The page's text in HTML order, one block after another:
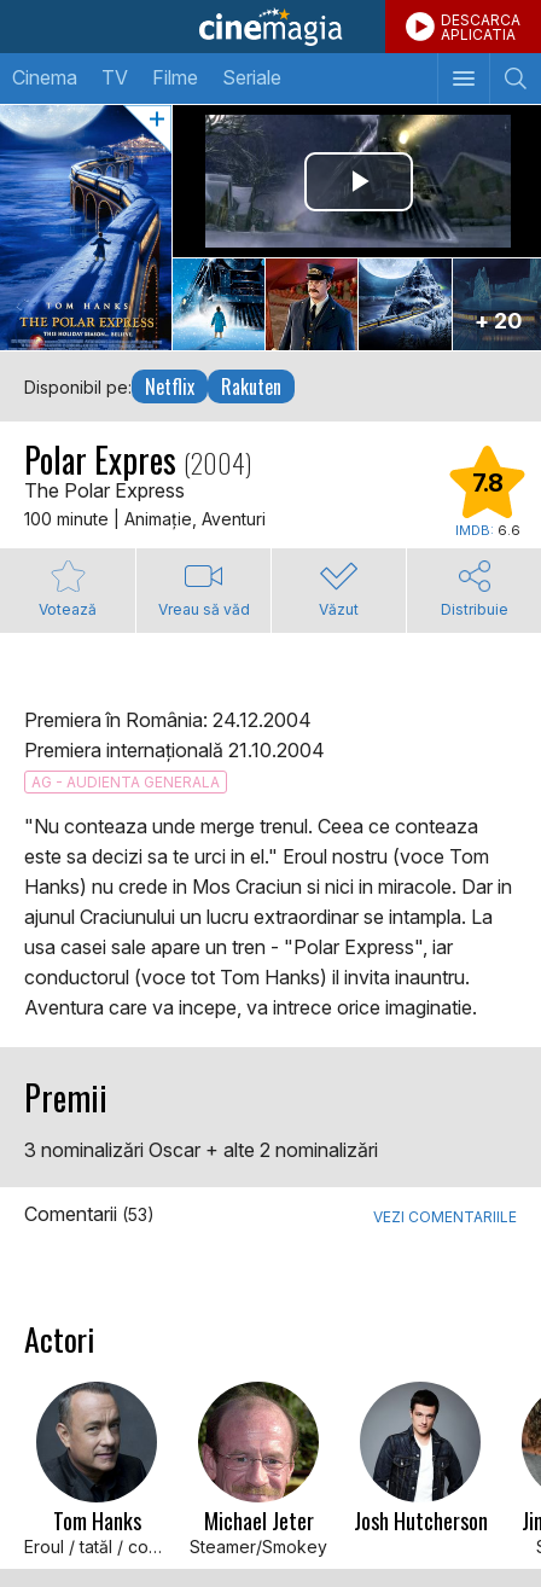
DESCARCA
APLICATIA
Cinema TV Filme Seriale
+ 20
Disponibil pe: Netflix Rakuten
Polar Expres (2004)
The Polar Express
100 minute | Animaţie, Aventuri
7.8
IMDB: 6.6
Votează Vreau să văd Văzut Distribuie
Premiera în România: 24.12.2004
Premiera internațională 21.10.2004
AG - AUDIENTA GENERALA
"Nu conteaza unde merge trenul. Ceea ce conteaza
este sa decizi sa te urci in el." Eroul nostru (voce Tom
Hanks) nu crede in Mos Craciun si nici in miracole. Dar in
ajunul Craciunului un lucru extraordinar se intampla. La
usa casei sale apare un tren - "Polar Express", iar
conductorul (voce tot Tom Hanks) il invita inauntru.
Aventura care va incepe, va intrece orice imaginatie.
Premii
3 nominalizări Oscar + alte 2 nominalizări
Comentarii (53) VEZI COMENTARIILE
Actori
Tom Hanks
Eroul / tatăl / conductorul (voci)
Michael Jeter
Steamer/Smokey
Josh Hutcherson